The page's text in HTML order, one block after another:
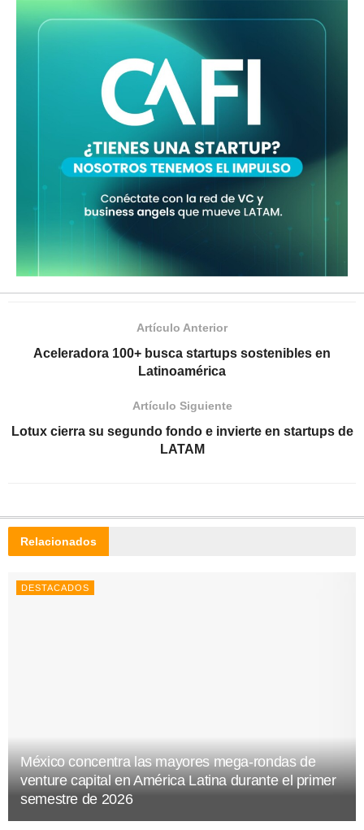
Artículo Anterior
Aceleradora 100+ busca startups sostenibles en
Latinoamérica
Artículo Siguiente
Lotux cierra su segundo fondo e invierte en startups de
LATAM
Relacionados
DESTACADOS
México concentra las mayores mega-rondas de
venture capital en América Latina durante el primer
semestre de 2026